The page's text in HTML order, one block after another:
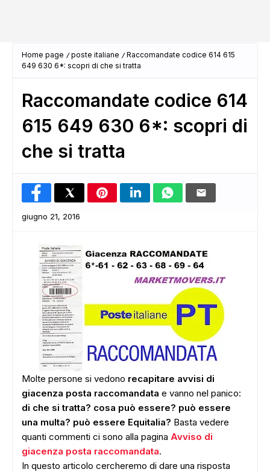
Home page poste italiane
Raccomandate codice 614 615
649 630 6*: scopri di che si tratta
Raccomandate codice 614
615 649 630 6*: scopri di
che si tratta
giugno 21, 2016
Molte persone si vedono recapitare avvisi di
giacenza posta raccomandata e vanno nel panico:
di che si tratta? cosa può essere? può essere
una multa? può essere Equitalia? Basta vedere
quanti commenti ci sono alla pagina Avviso di
giacenza posta raccomandata.
In questo articolo cercheremo di dare una risposta